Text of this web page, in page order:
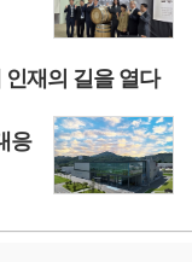
재의 길을 열다
응